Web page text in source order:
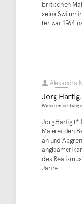
britischen
seine
(er war 1964
Alexandra
Jorg Hartig.
Wiederentdeckung
Jorg Hartig (*
Malerei den
an und
des
Jahre.